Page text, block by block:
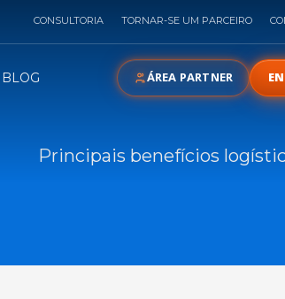
CONSULTORIA TORNAR-SE UM PARCEIRO
BLOG ÁREA PARTNER
Principais benefícios